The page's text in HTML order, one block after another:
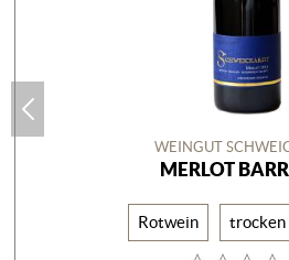
WEINGUT
MERLOT
Rotwein trocken